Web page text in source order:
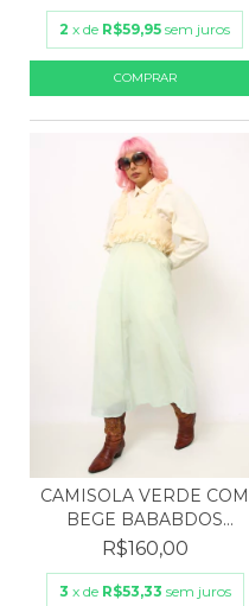
2 x de R$59,95 sem juros
CAMISOLA VERDE COM
BEGE BABABDOS
VINTAGE
R$160,00
3 x de R$53,33 sem juros